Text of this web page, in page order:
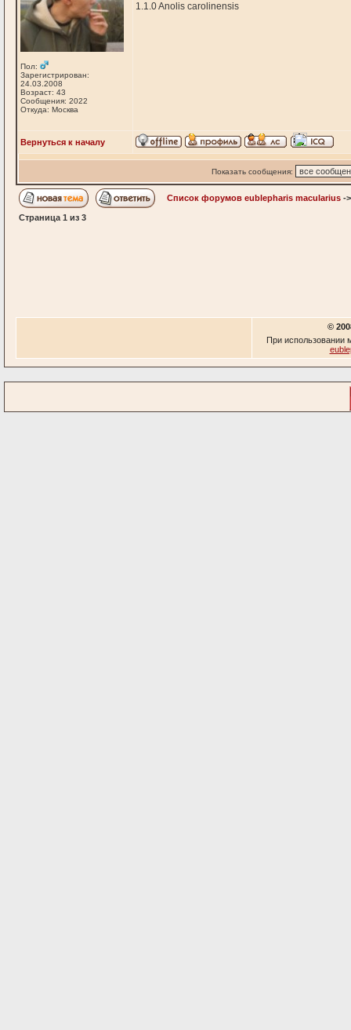
Пол:
Зарегистрирован:
24.03.2008
Возраст: 43
Сообщения: 2022
Откуда: Москва
1.1.0 Anolis carolinensis
Вернуться к началу
Показать сообщения:
Список форумов eublepharis macularius -
Страница 1 из 3
©
При использовании